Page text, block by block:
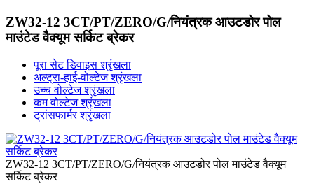
ZW32-12 3CT/PT/ZERO/G/नियंत्रक आउटडोर पोल
माउंटेड वैक्यूम सर्किट ब्रेकर
पूरा सेट डिवाइस श्रृंखला
अल्ट्रा-हाई-वोल्टेज श्रृंखला
उच्च वोल्टेज श्रृंखला
कम वोल्टेज श्रृंखला
ट्रांसफार्मर श्रृंखला
ZW32-12 3CT/PT/ZERO/G/नियंत्रक आउटडोर पोल माउंटेड वैक्यूम
सर्किट ब्रेकर